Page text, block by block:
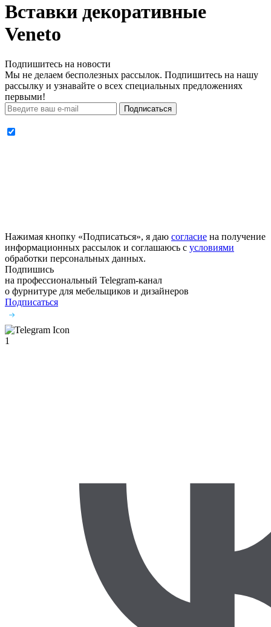
Вставки декоративные
Veneto
Подпишитесь на новости
Мы не делаем бесполезных рассылок. Подпишитесь на нашу
рассылку и узнавайте о всех специальных предложениях
первыми!
Подписаться
Нажимая кнопку «Подписаться», я даю согласие на получение
информационных рассылок и соглашаюсь с условиями
обработки персональных данных.
Подпишись
на профессиональный Telegram-канал
о фурнитуре для мебельщиков и дизайнеров
Подписаться
1